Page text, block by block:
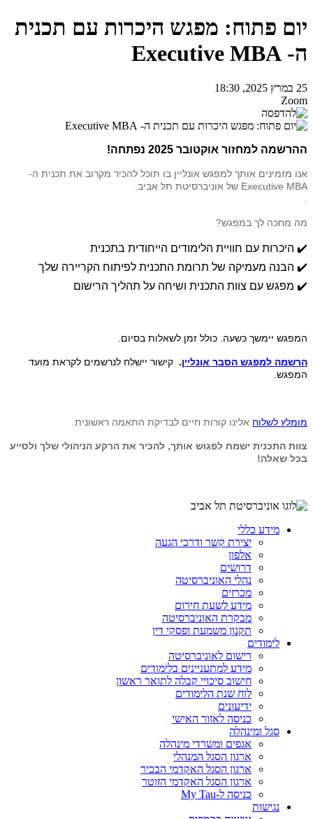
יום פתוח: מפגש היכרות עם תכנית
ה- Executive MBA
25 במרץ 2025, 18:30
Zoom
ההרשמה למחזור אוקטובר 2025 נפתחה!
אנו מזמינים אותך למפגש אונליין בו תוכל להכיר מקרוב את תכנית ה-
Executive MBA של אוניברסיטת תל אביב.
מה מחכה לך במפגש?
✔️ היכרות עם חוויית הלימודים הייחודית בתכנית
✔️ הבנה מעמיקה של תרומת התכנית לפיתוח הקריירה שלך
✔️ מפגש עם צוות התכנית ושיחה על תהליך הרישום
המפגש יימשך כשעה. כולל זמן לשאלות בסיום.
הרשמה למפגש הסבר אונליין. קישור יישלח לנרשמים לקראת מועד
המפגש.
מומלץ לשלוח אלינו קורות חיים לבדיקת התאמה ראשונית.
צוות התכנית ישמח לפגוש אותך, להכיר את הרקע הניהולי שלך ולסייע
בכל שאלה!
מידע כללי
יצירת קשר ודרכי הגעה
אלפון
דרושים
נהלי האוניברסיטה
מכרזים
מידע לשעת חירום
מבקרת האוניברסיטה
תקנון משמעת ופסקי דין
לימודים
רישום לאוניברסיטה
מידע למתעניינים בלימודים
חישוב סיכויי קבלה לתואר ראשון
לוח שנת הלימודים
ידיעונים
כניסה לאזור האישי
סגל ומינהלה
אגפים ומשרדי מינהלה
ארגון הסגל המנהלי
ארגון הסגל האקדמי הבכיר
ארגון הסגל האקדמי הזוטר
כניסה ל-My Tau
נגישות